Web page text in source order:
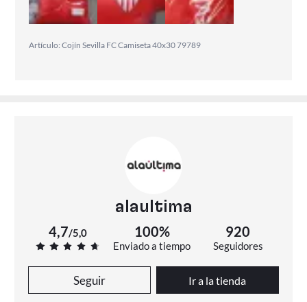
Artículo: Cojín Sevilla FC Camiseta 40x30 79789
alaultima
4,7/5,0 100%
Enviado a tiempo
920
Seguidores
Seguir Ir a la tienda